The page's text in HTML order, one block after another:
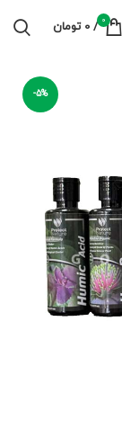
0
/
0 تومان
-5%